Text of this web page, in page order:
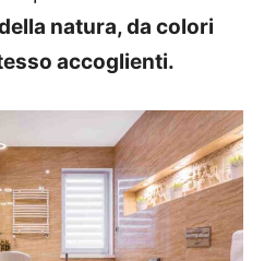
natura, da colori
accoglienti.